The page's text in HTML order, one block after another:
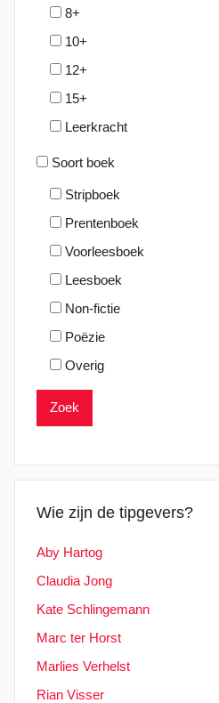
8+
10+
12+
15+
Leerkracht
Soort boek
Stripboek
Prentenboek
Voorleesboek
Leesboek
Non-fictie
Poëzie
Overig
Wie zijn de tipgevers?
Aby Hartog
Claudia Jong
Kate Schlingemann
Marc ter Horst
Marlies Verhelst
Rian Visser